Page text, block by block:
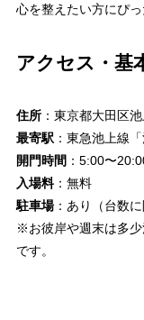
心を整えたい方にぴっ
アクセス・基
住所：東京都大田区
最寄駅 ：東急池上線
開門時間：5:00〜
入場料：無料
駐車場：あり（台数に
※お彼岸や週末は多
です。